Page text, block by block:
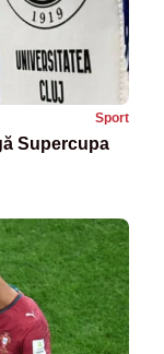
Sport
Supercupa